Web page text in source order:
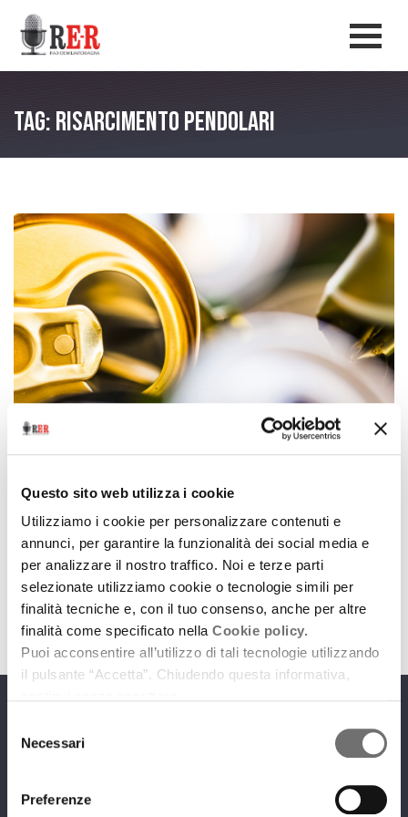
Questo sito web utilizza i cookie
Utilizziamo i cookie per personalizzare contenuti e
annunci, per garantire la funzionalità dei social media e
per analizzare il nostro traffico. Noi e terze parti
selezionate utilizziamo cookie o tecnologie simili per
finalità tecniche e, con il tuo consenso, anche per altre
finalità come specificato nella Cookie policy.
Puoi acconsentire all’utilizzo di tali tecnologie utilizzando
il pulsante “Accetta”. Chiudendo questa informativa,
delNecessari
Preferenze
Salta al contenuto principale
Tag: Risarcimento pendolari
Settimana News
14 gennaio 2016
Notizie dalla Regione
Ascolta downloadPodcast